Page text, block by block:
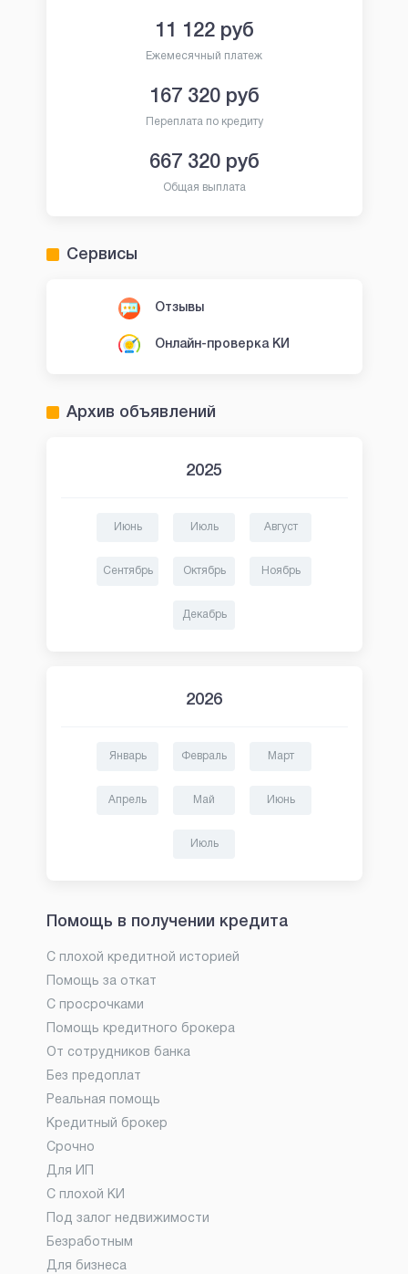
11 122руб
Ежемесячный платеж
167 320руб
Переплата по кредиту
667 320руб
Общая выплата
Сервисы
Отзывы
Онлайн-проверка КИ
Архив объявлений
2025
Июнь Июль Август
Сентябрь Октябрь Ноябрь
Декабрь
2026
Январь Февраль Март
Апрель Май Июнь
Июль
Помощь в получении кредита
С плохой кредитной историей
Помощь за откат
С просрочками
Помощь кредитного брокера
От сотрудников банка
Без предоплат
Реальная помощь
Кредитный брокер
Срочно
Для ИП
С плохой КИ
Под залог недвижимости
Безработным
Для бизнеса